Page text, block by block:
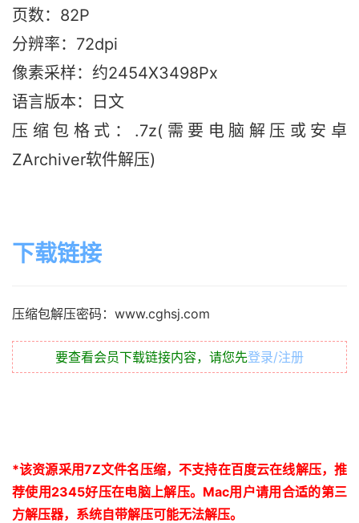
页数：82P
分辨率：72dpi
像素采样：约2454X3498Px
语言版本：日文
压缩包格式：.7z(需要电脑解压或安卓
ZArchiver软件解压)
下载链接
压缩包解压密码：www.cghsj.com
要查看会员下载链接内容，请您先登录/注册
*该资源采用7Z文件名压缩，不支持在百度云在线解压，推
荐使用2345好压在电脑上解压。 Mac用户请用合适的第三
方解压器，系统自带解压可能无法解压。